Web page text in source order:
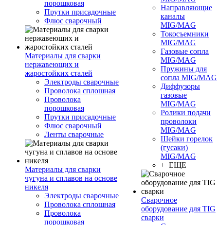
порошковая
Прутки присадочные
Флюс сварочный
Материалы для сварки
нержавеющих и
жаростойких сталей
Электроды сварочные
Проволока сплошная
Проволока
порошковая
Прутки присадочные
Флюс сварочный
Ленты сварочные
Материалы для сварки
чугуна и сплавов на основе
никеля
Электроды сварочные
Проволока сплошная
Проволока
порошковая
Направляющие
каналы
MIG/MAG
Токосъемники
MIG/MAG
Газовые сопла
MIG/MAG
Пружины для
сопла MIG/MAG
Диффузоры
газовые
MIG/MAG
Ролики подачи
проволоки
MIG/MAG
Шейки горелок
(гусаки)
MIG/MAG
+ ЕЩЕ
Сварочное
оборудование для TIG
сварки